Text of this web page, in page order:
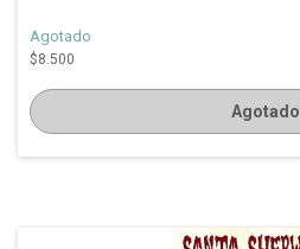
Agotado
$8.500
Agotado